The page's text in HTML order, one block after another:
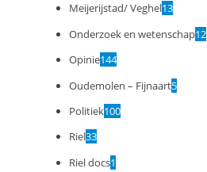
Meijerijstad/ Veghel13
Onderzoek en wetenschap12
Opinie144
Oudemolen – Fijnaart5
Politiek100
Riel33
Riel docs1